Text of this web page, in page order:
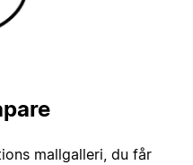
mallgalleri, du får